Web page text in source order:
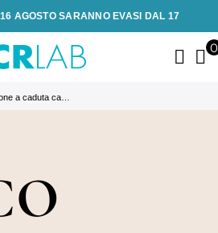
AGOSTO SARANNO EVASI DAL 17